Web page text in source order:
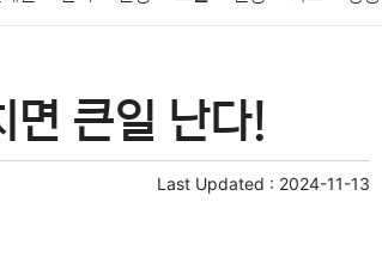
부동산 외국어 교육 교통
면 큰일 난다!
Last Updated : 2024-11-13